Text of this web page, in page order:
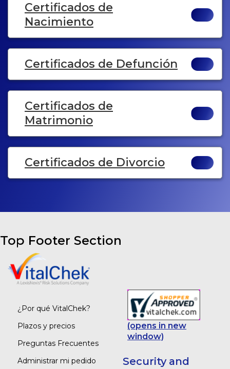
Certificados de
Nacimiento
Certificados de Defunción
Certificados de
Matrimonio
Certificados de Divorcio
Top Footer Section
¿Por qué VitalChek?
Plazos y precios
Preguntas Frecuentes
Administrar mi pedido
(opens in new
window)
Security and